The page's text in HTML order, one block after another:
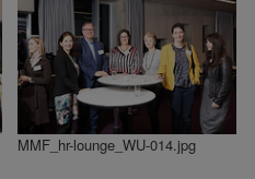
MMF_hr-lounge_WU-014.jpg